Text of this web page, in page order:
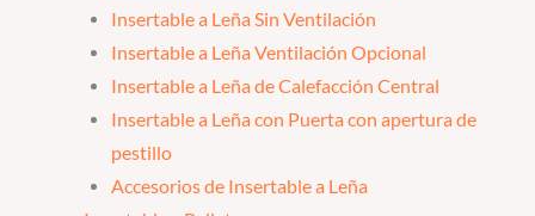
Insertable a Leña Sin Ventilación
Insertable a Leña Ventilación Opcional
Insertable a Leña de Calefacción Central
Insertable a Leña con Puerta con apertura de
pestillo
Accesorios de Insertable a Leña